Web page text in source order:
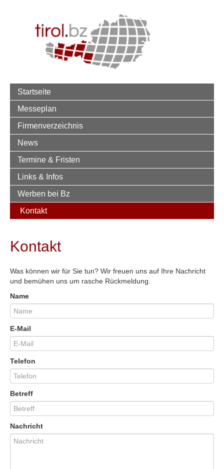
Startseite
Messeplan
Firmenverzeichnis
News
Termine & Fristen
Links & Infos
Werben bei Bz
Kontakt
Kontakt
Was können wir für Sie tun? Wir freuen uns auf Ihre Nachricht
und bemühen uns um rasche Rückmeldung.
Name
E-Mail
Telefon
Betreff
Nachricht